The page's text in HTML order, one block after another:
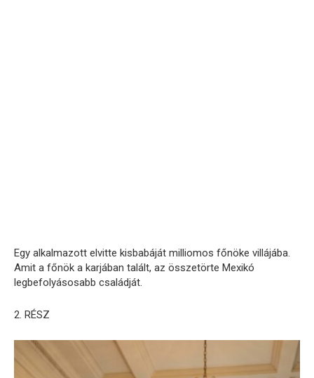
Egy alkalmazott elvitte kisbabáját milliomos főnöke villájába.
Amit a főnök a karjában talált, az összetörte Mexikó
legbefolyásosabb családját.
2. RÉSZ